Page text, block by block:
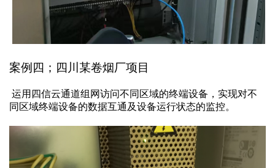
案例四；四川某卷烟厂项目
运用四信云通道组网访问不同区域的终端设备，实现对不
同区域终端设备的数据互通及设备运行状态的监控。